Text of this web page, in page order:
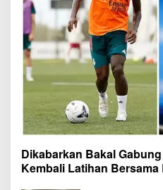
Dikabarkan Bakal
Kembali Latihan Bersama